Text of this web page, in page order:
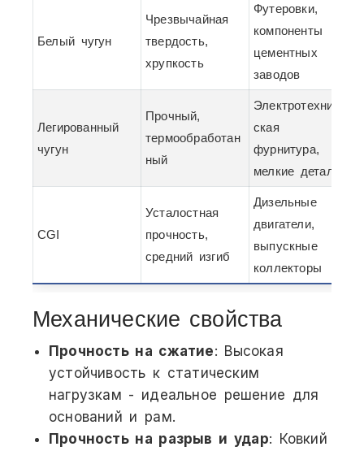
Белый чугун
Чрезвычайная
твердость,
хрупкость
Футеровки,
компоненты
цементных
заводов
Легированный
чугун
Прочный,
термообработан
ный
Электротехниче
ская
фурнитура,
мелкие детали
CGI
Усталостная
прочность,
средний изгиб
Дизельные
двигатели,
выпускные
коллекторы
Механические свойства
Прочность на сжатие: Высокая
устойчивость к статическим
нагрузкам - идеальное решение для
оснований и рам.
Прочность на разрыв и удар: Ковкий